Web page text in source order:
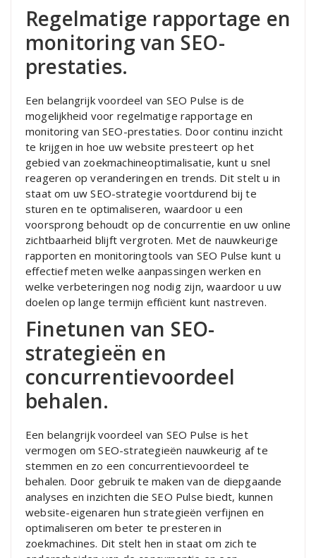
Regelmatige rapportage en
monitoring van SEO-
prestaties.
Een belangrijk voordeel van SEO Pulse is de
mogelijkheid voor regelmatige rapportage en
monitoring van SEO-prestaties. Door continu inzicht
te krijgen in hoe uw website presteert op het
gebied van zoekmachineoptimalisatie, kunt u snel
reageren op veranderingen en trends. Dit stelt u in
staat om uw SEO-strategie voortdurend bij te
sturen en te optimaliseren, waardoor u een
voorsprong behoudt op de concurrentie en uw online
zichtbaarheid blijft vergroten. Met de nauwkeurige
rapporten en monitoringtools van SEO Pulse kunt u
effectief meten welke aanpassingen werken en
welke verbeteringen nog nodig zijn, waardoor u uw
doelen op lange termijn efficiënt kunt nastreven.
Finetunen van SEO-
strategieën en
concurrentievoordeel
behalen.
Een belangrijk voordeel van SEO Pulse is het
vermogen om SEO-strategieën nauwkeurig af te
stemmen en zo een concurrentievoordeel te
behalen. Door gebruik te maken van de diepgaande
analyses en inzichten die SEO Pulse biedt, kunnen
website-eigenaren hun strategieën verfijnen en
optimaliseren om beter te presteren in
zoekmachines. Dit stelt hen in staat om zich te